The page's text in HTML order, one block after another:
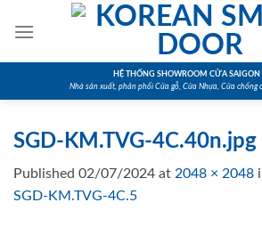
HỆ THỐNG SHOWROOM CỬA SAIGON
Nhà sản xuất, phân phối Cửa gỗ, Cửa Nhựa, Cửa chống
SGD-KM.TVG-4C.40n.jpg
Published 02/07/2024 at 2048 × 2048
SGD-KM.TVG-4C.5